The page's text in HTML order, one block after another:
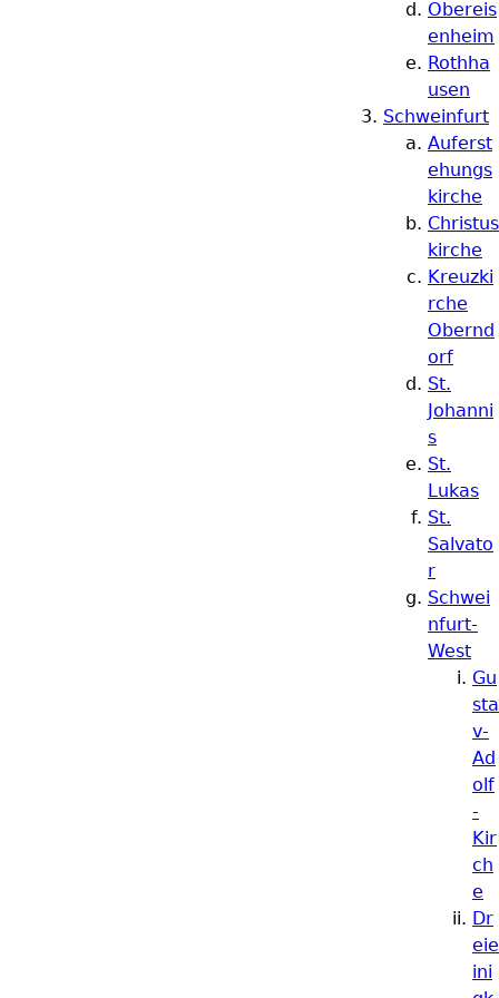
Obereis
enheim
Rothha
usen
Schweinfurt
Auferst
ehungs
kirche
Christus
kirche
Kreuzki
rche
Obernd
orf
St.
Johanni
s
St.
Lukas
St.
Salvato
r
Schwei
nfurt-
West
Gu
sta
v-
Ad
olf
-
Kir
ch
e
Dr
eie
ini